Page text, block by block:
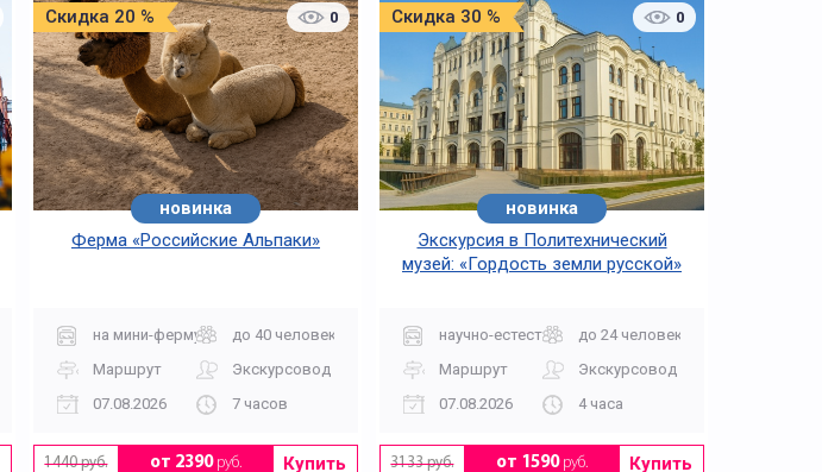
Скидка 20 % 0
новинка
Ферма «Российские Альпаки»
на мини-ферму
до 40 человек
Маршрут
Экскурсовод
07.08.2026
7 часов
1440 руб. от 2390руб. Купить
Скидка 30 % 0
новинка
Экскурсия в Политехнический
музей: «Гордость земли русской»
научно-естественнаядо 24 человек
Маршрут
Экскурсовод
07.08.2026
4 часа
3133 руб. от 1590руб. Купить